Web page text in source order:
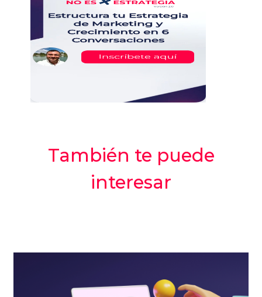
También te puede
interesar